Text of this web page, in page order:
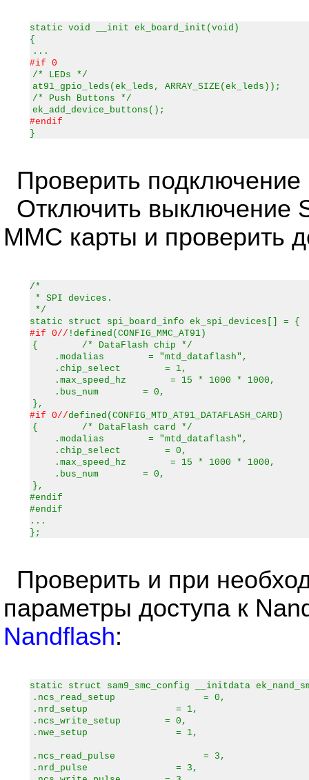
static void __init ek_board_init(void)
{
...
#if 0
/* LEDs */
at91_gpio_leds(ek_leds, ARRAY_SIZE(ek_leds));
/* Push Buttons */
ek_add_device_buttons();
#endif
}
Проверить подключение
Отключить выключение
MMC карты и проверить
/*
* SPI devices.
*/
static struct spi_board_info ek_spi_devices[] = {
#if 0// !defined(CONFIG_MMC_AT91)
{ /* DataFlash chip */
.modalias = "mtd_dataflash",
.chip_select = 1,
.max_speed_hz = 15 * 1000 * 1000,
.bus_num = 0,
},
#if 0//defined(CONFIG_MTD_AT91_DATAFLASH_CARD)
{ /* DataFlash card */
.modalias = "mtd_dataflash",
.chip_select = 0,
.max_speed_hz = 15 * 1000 * 1000,
.bus_num = 0,
},
#endif
#endif
...
};
Проверить и при
параметры доступа к
Nandflash:
static struct sam9_smc_config __initdata
.ncs_read_setup = 0,
.nrd_setup = 1,
.ncs_write_setup = 0,
.nwe_setup = 1,
.ncs_read_pulse = 3,
.nrd_pulse = 3,